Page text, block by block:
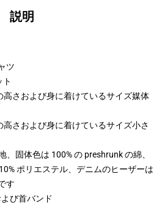
説明
ツ
ト
さおよび身に着けているサイズ媒体
さおよび身に着けているサイズ小さ
固体色は 100% の preshrunk の綿、
ポリエステル、デニムのヒーザーは
す
び首バンド